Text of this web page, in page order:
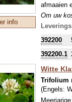
info
afmaaien
Om uw
zo'n
sommige
392200
392200.1
Witte
Trifolium
(Engels: